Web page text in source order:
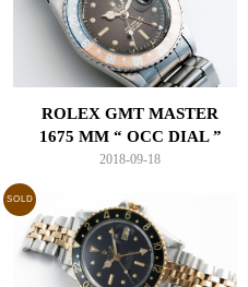
ROLEX GMT MASTER
1675 MM “ OCC DIAL ”
2018-09-18
SOLD